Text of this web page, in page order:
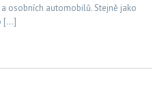
osobních automobilů. Stejně jako
[…]